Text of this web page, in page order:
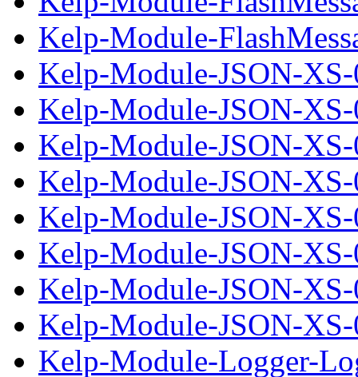
Kelp-Module-
Kelp-Module-JSON-XS-
Kelp-Module-JSON-XS-
Kelp-Module-JSON-XS-
Kelp-Module-JSON-
Kelp-Module-JSON-XS-
Kelp-Module-JSON-
Kelp-Module-JSON-XS-
Kelp-Module-JSON-
Kelp-Module-Logger-